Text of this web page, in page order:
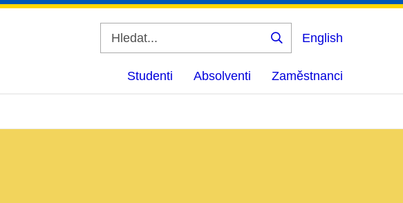
Vyhledat
English
Studenti Absolventi Zaměstnanci